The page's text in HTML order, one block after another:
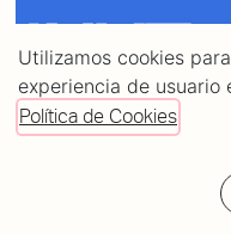
Utilizamos cookies
experiencia de usuario
Política de Cookies